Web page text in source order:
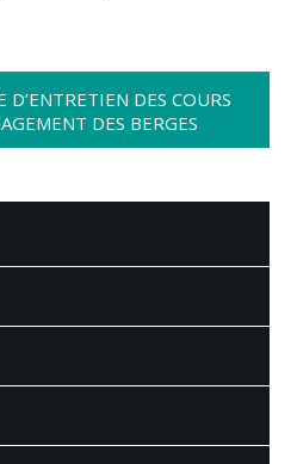
DES COURS
DES BERGES